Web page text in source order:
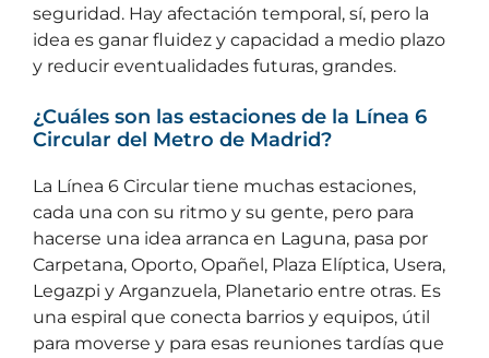
seguridad. Hay afectación temporal, sí, pero la
idea es ganar fluidez y capacidad a medio plazo
y reducir eventualidades futuras, grandes.
¿Cuáles son las estaciones de la Línea 6
Circular del Metro de Madrid?
La Línea 6 Circular tiene muchas estaciones,
cada una con su ritmo y su gente, pero para
hacerse una idea arranca en Laguna, pasa por
Carpetana, Oporto, Opañel, Plaza Elíptica, Usera,
Legazpi y Arganzuela, Planetario entre otras. Es
una espiral que conecta barrios y equipos, útil
para moverse y para esas reuniones tardías que